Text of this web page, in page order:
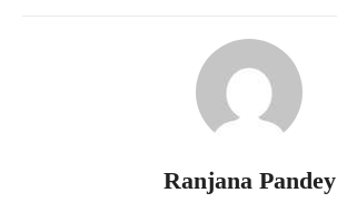
Ranjana Pandey